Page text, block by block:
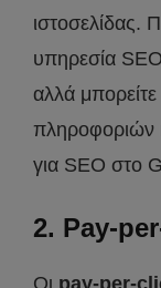
ιστοσελίδας.
υπηρεσία
αλλά
πληροφοριών
για SEO στο
2. Pay-
Οι pay-per-